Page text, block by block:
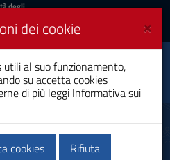
degli
UniCA News
di Storia,
e territorio
×
dei cookie
utili al suo funzionamento,
su accetta cookies
di più leggi Informativa sui
cookies Rifiuta